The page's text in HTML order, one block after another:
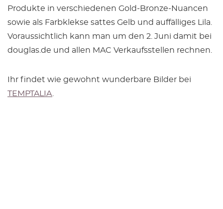
Produkte in verschiedenen Gold-Bronze-Nuancen
sowie als Farbklekse sattes Gelb und auffälliges Lila.
Voraussichtlich kann man um den 2. Juni damit bei
douglas.de und allen MAC Verkaufsstellen rechnen.
Ihr findet wie gewohnt wunderbare Bilder bei
TEMPTALIA